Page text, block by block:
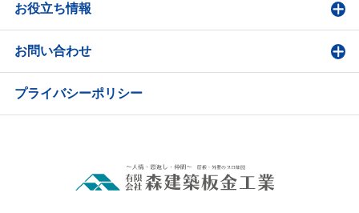
お役立ち情報
お問い合わせ
プライバシーポリシー